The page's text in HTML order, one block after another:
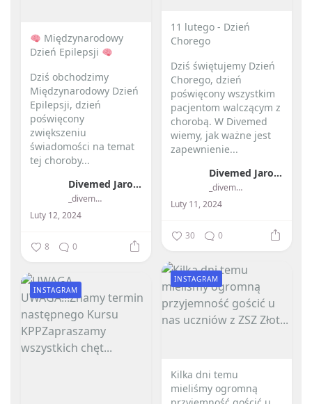
Międzynarodowy
Dzień Epilepsji
Dziś obchodzimy
Międzynarodowy Dzień
Epilepsji, dzień
poświęcony
zwiększeniu
świadomości na temat
tej choroby...
Divemed Jarosław Przybylski
_divemed_
Luty 12, 2024
8 0
11 lutego - Dzień
Chorego
Dziś świętujemy Dzień
Chorego, dzień
poświęcony wszystkim
pacjentom walczącym z
chorobą. W Divemed
wiemy, jak ważne jest
zapewnienie...
Divemed Jarosław Przybylski
_divemed_
Luty 11, 2024
30 0
Kilka dni temu
mieliśmy ogromną
INSTAGRAM
INSTAGRAM